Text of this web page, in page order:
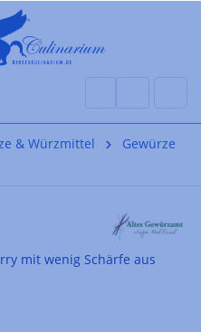
& Würzmittel
Gewürze
mit wenig Schärfe aus